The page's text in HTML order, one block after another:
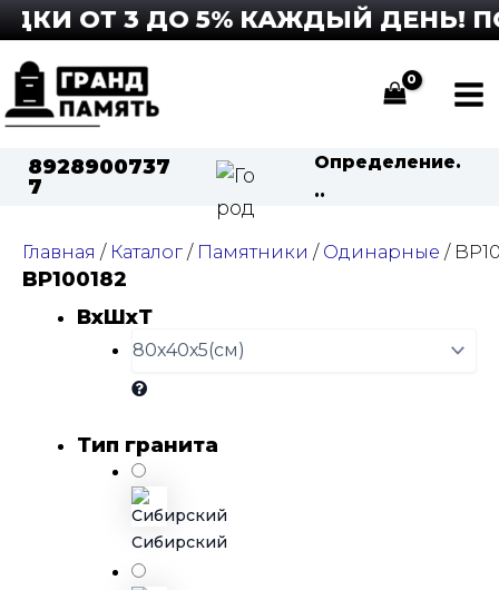
Перейти
к
содержимому
ОТ 3 ДО 5% КАЖДЫЙ ДЕНЬ!
8928900737
7
Определение.
..
Главная / Каталог / Памятники / Одинарные /
BP100182
Тип гранита
Сибирский
ВхШхТ